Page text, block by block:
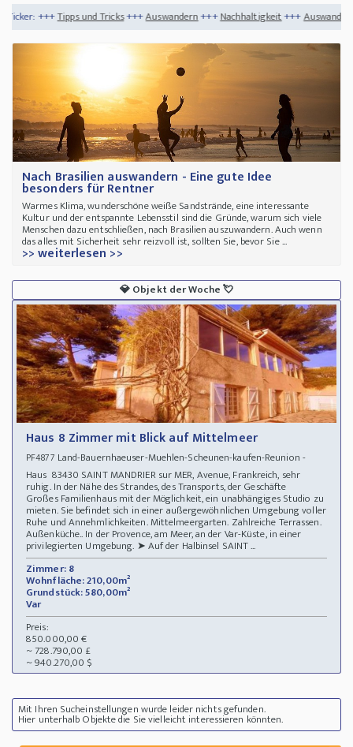
und Tricks+++Auswandern+++Nachhaltigkeit+++Auswandern -
Nach Brasilien auswandern - Eine gute Idee
besonders für Rentner
Warmes Klima, wunderschöne weiße Sandstrände, eine interessante
Kultur und der entspannte Lebensstil sind die Gründe, warum sich viele
Menschen dazu entschließen, nach Brasilien auszuwandern. Auch wenn
das alles mit Sicherheit sehr reizvoll ist, sollten Sie, bevor Sie ...
>> weiterlesen >>
💎Objekt der Woche💘
Haus 8 Zimmer mit Blick auf Mittelmeer
PF4877 Land-Bauernhaeuser-Muehlen-Scheunen-kaufen-Reunion -
Haus 83430 SAINT MANDRIER sur MER, Avenue, Frankreich, sehr
ruhig. In der Nähe des Strandes, des Transports, der Geschäfte
Großes Familienhaus mit der Möglichkeit, ein unabhängiges Studio zu
mieten. Sie befindet sich in einer außergewöhnlichen Umgebung voller
Ruhe und Annehmlichkeiten. Mittelmeergarten. Zahlreiche Terrassen.
Außenküche.. In der Provence, am Meer, an der Var-Küste, in einer
privilegierten Umgebung. ➤ Auf der Halbinsel SAINT ...
Zimmer: 8
Wohnfläche: 210,00m²
Grundstück: 580,00m²
Var
Preis:
850.000,00 €
~ 728.790,00 £
~ 940.270,00 $
Mit Ihren Sucheinstellungen wurde leider nichts gefunden.
Hier unterhalb Objekte die Sie vielleicht interessieren könnten.